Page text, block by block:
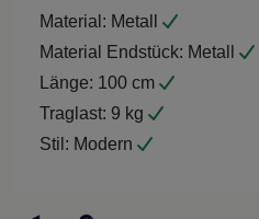
Material: Metall
Material Endstück: Metall
Länge: 100 cm
Traglast: 9 kg
Stil: Modern